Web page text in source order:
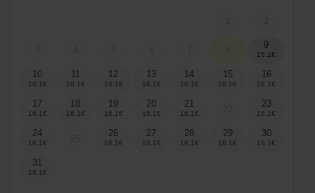
9
10 11 12 13 14 15 16
17 18 19 20 21 23
24 26 27 28 29 30
31